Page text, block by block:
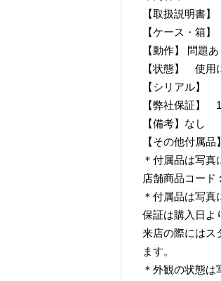
【取扱説明書
【ケース・箱
【動作】 問題
【状態】 使用
【シリアル】
【弊社保証】
【備考】なし
【その他付属品】
＊付属品は写真
店舗商品コード
＊付属品は写真
保証は購入日よ
来店の際にはス
ます。
＊外観の状態は